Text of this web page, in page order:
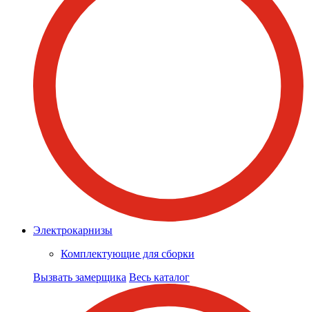
Электрокарнизы
Комплектующие для сборки
Вызвать замерщика Весь каталог